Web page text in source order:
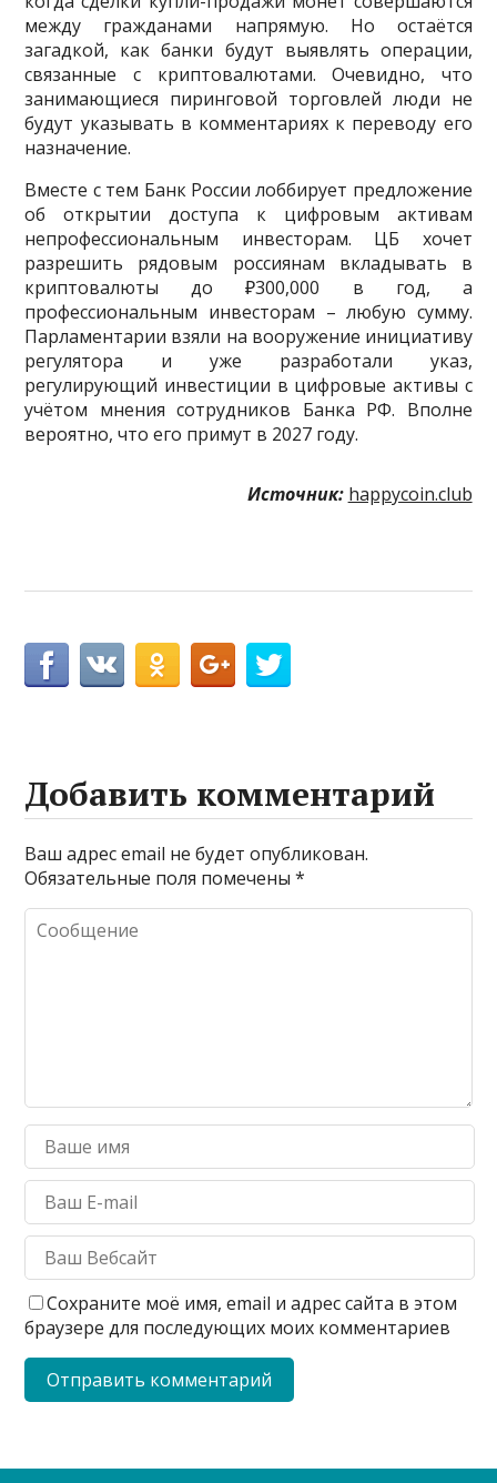
между гражданами напрямую. Но остаётся
загадкой, как банки будут выявлять операции,
связанные с криптовалютами. Очевидно, что
занимающиеся пиринговой торговлей люди не
будут указывать в комментариях к переводу его
назначение.
Вместе с тем Банк России лоббирует предложение
об открытии доступа к цифровым активам
непрофессиональным инвесторам. ЦБ хочет
разрешить рядовым россиянам вкладывать в
криптовалюты до ₽300,000 в год, а
профессиональным инвесторам – любую сумму.
Парламентарии взяли на вооружение инициативу
регулятора и уже разработали указ,
регулирующий инвестиции в цифровые активы с
учётом мнения сотрудников Банка РФ. Вполне
вероятно, что его примут в 2027 году.
Источник: happycoin.club
Добавить комментарий
Ваш адрес email не будет опубликован.
Обязательные поля помечены*
Сохраните моё имя, email и адрес сайта в этом
браузере для последующих моих комментариев